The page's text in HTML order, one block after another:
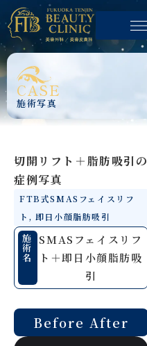
CASE
施術写真
切開リフト＋脂肪吸引の
症例写真
FTB式SMASフェイスリフ
ト , 即日小顔脂肪吸引
施
術
名
SMASフェイスリフ
ト＋即日小顔脂肪吸
引
Before After